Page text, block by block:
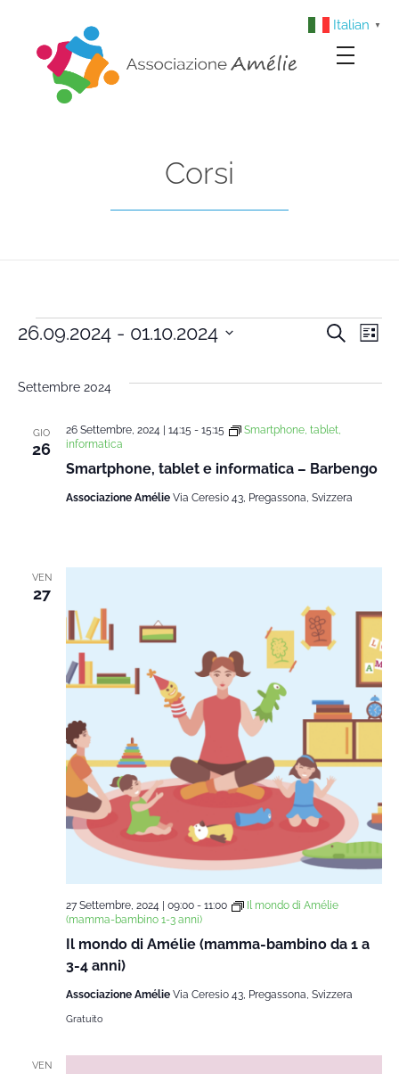
Corsi
e
viste
Cerca
Lista
26.09.2024 - 01.10.2024
la
Settembre 2024
GIO
26
Smartphone, tablet e informatica – Barbengo
26 Settembre, 2024 | 14:15 - 15:15
Smartphone, tablet,
informatica
Associazione Amélie Via Ceresio 43, Pregassona, Svizzera
VEN
27
Il mondo di Amélie (mamma-bambino da 1 a
3-4 anni)
27 Settembre, 2024 | 09:00- 11:00
Il mondo di Amélie
(mamma-bambino 1-3 anni)
Associazione Amélie Via Ceresio 43, Pregassona, Svizzera
Gratuito
VEN
Italian ▼